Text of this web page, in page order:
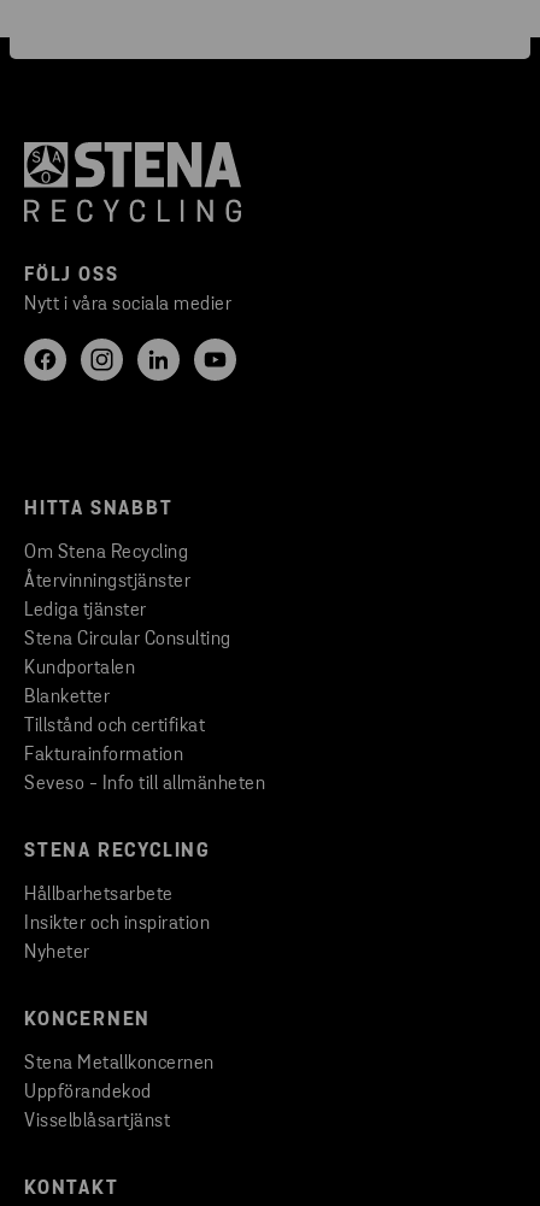
FÖLJ OSS
Nytt i våra sociala medier
HITTA SNABBT
Om Stena Recycling
Återvinningstjänster
Lediga tjänster
Stena Circular Consulting
Kundportalen
Blanketter
Tillstånd och certifikat
Fakturainformation
Seveso - Info till allmänheten
STENA RECYCLING
Hållbarhetsarbete
Insikter och inspiration
Nyheter
KONCERNEN
Stena Metallkoncernen
Uppförandekod
Visselblåsartjänst
KONTAKT